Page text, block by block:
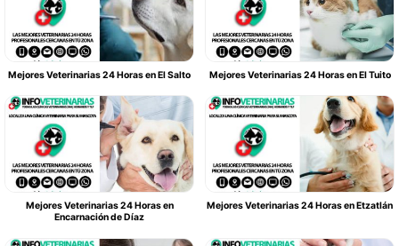
Mejores Veterinarias 24 Horas en El Salto Mejores Veterinarias 24 Horas en El Tuito
Mejores Veterinarias 24 Horas en
Encarnación de Díaz
Mejores Veterinarias 24 Horas en Etzatlán